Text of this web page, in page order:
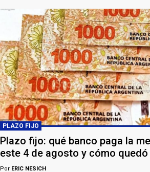
PLAZO FIJO
Plazo fijo: qué banco paga la
este 4 de agosto y cómo quedó
Por ERIC NESICH